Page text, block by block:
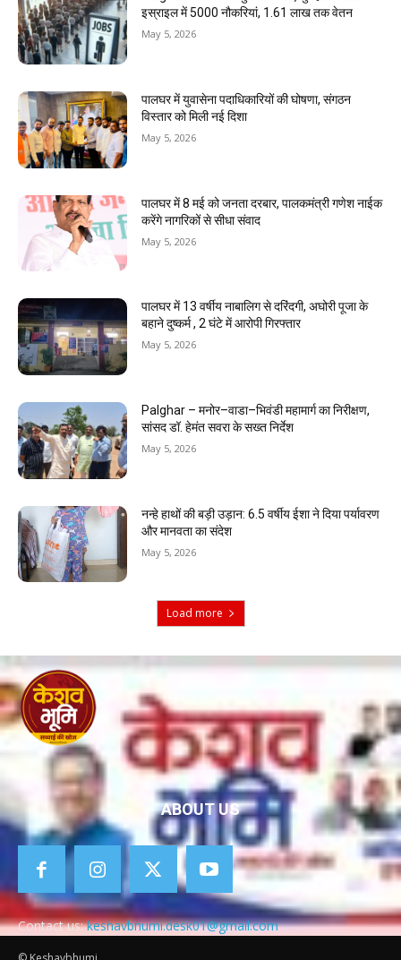
इस्राइल में 5000 नौकरियां, ₹1.61 लाख तक वेतन
May 5, 2026
पालघर में युवासेना पदाधिकारियों की घोषणा, संगठन
विस्तार को मिली नई दिशा
May 5, 2026
पालघर में 8 मई को जनता दरबार, पालकमंत्री गणेश नाईक
करेंगे नागरिकों से सीधा संवाद
May 5, 2026
पालघर में 13 वर्षीय नाबालिग से दरिंदगी, अघोरी पूजा के
बहाने दुष्कर्म , 2 घंटे में आरोपी गिरफ्तार
May 5, 2026
Palghar – मनोर–वाडा–भिवंडी महामार्ग का निरीक्षण,
सांसद डॉ. हेमंत सवरा के सख्त निर्देश
May 5, 2026
नन्हे हाथों की बड़ी उड़ान: 6.5 वर्षीय ईशा ने दिया पर्यावरण
और मानवता का संदेश
May 5, 2026
Load more
ABOUT US
Contact us:keshavbhumi.desk01@gmail.com